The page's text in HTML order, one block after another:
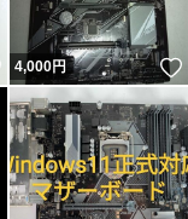
いいね！
4,000円